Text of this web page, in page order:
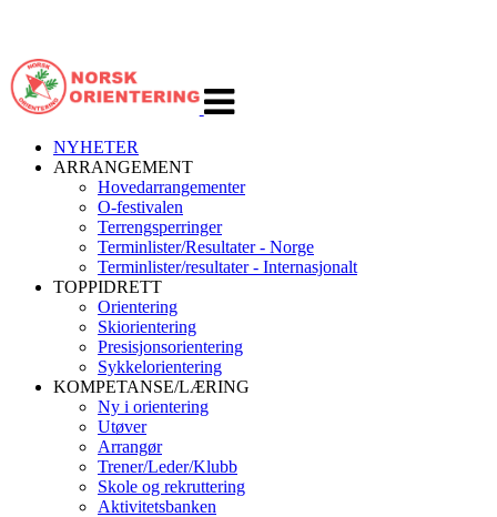
navigasjon
NYHETER
ARRANGEMENT
Hovedarrangementer
O-festivalen
Terrengsperringer
Terminlister/Resultater - Norge
Terminlister/resultater - Internasjonalt
TOPPIDRETT
Orientering
Skiorientering
Presisjonsorientering
Sykkelorientering
KOMPETANSE/LÆRING
Ny i orientering
Utøver
Arrangør
Trener/Leder/Klubb
Skole og rekruttering
Aktivitetsbanken